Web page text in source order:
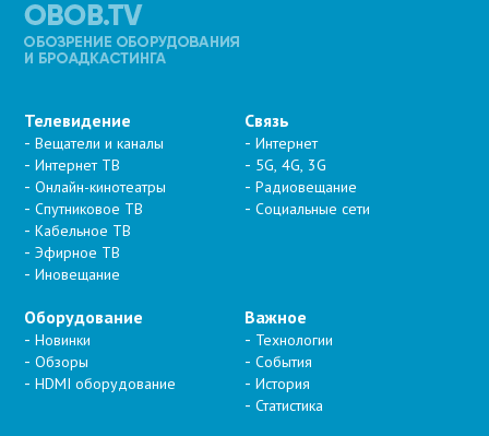
Телевидение
Вещатели и каналы
Интернет ТВ
Онлайн-кинотеатры
Спутниковое ТВ
Кабельное ТВ
Эфирное ТВ
Иновещание
Связь
Интернет
5G, 4G, 3G
Радиовещание
Социальные сети
Оборудование
Новинки
Обзоры
HDMI оборудование
Важное
Технологии
События
История
Статистика